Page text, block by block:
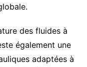
des fluides à
également une
adaptées à